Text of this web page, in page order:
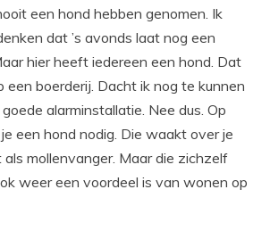
een hond hebben genomen. Ik
dat ’s avonds laat nog een
hier heeft iedereen een hond. Dat
een boerderij. Dacht ik nog te kunnen
alarminstallatie. Nee dus. Op
een hond nodig. Die waakt over je
mollenvanger. Maar die zichzelf
weer een voordeel is van wonen op